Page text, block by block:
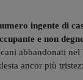
ingente di
e non
abbandonati nel
ancor più